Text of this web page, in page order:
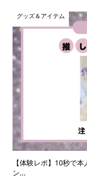
グッズ＆アイテム
【体験レポ】10秒で
ン...